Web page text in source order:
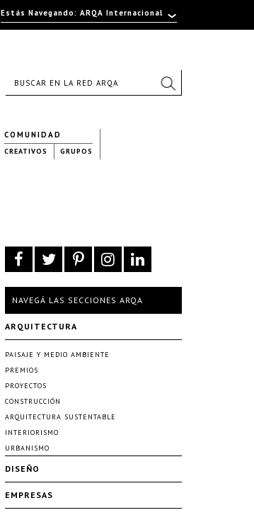
COMUNIDAD
CREATIVOS GRUPOS
NAVEGÁ LAS SECCIONES ARQA
ARQUITECTURA
PAISAJE Y MEDIO AMBIENTE
PREMIOS
PROYECTOS
CONSTRUCCIÓN
ARQUITECTURA SUSTENTABLE
INTERIORISMO
URBANISMO
DISEÑO
EMPRESAS
Estás Navegando: ARQA Internacional